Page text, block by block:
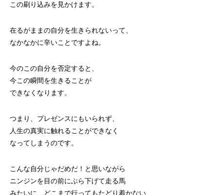
この刷り込みを見かけます。
在るがままの自分を生きられないって、
なかなかに辛いことですよね。
今のこの自分を否定すると、
今この瞬間を生きることが
できなくなります。
つまり、プレゼンスにもいられず、
人生の真実に触れることができなく
なってしまうのです。
こんな自分じゃだめだ！と思いながら
ニンジンを目の前にぶら下げて走る馬
みたいに、どこまで行ってもたどり着かない